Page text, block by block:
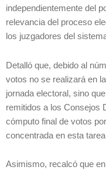
independientemente del
relevancia del proceso
los juzgadores del
Detalló que, debido al
votos no se realizará en
jornada electoral, sino
remitidos a los Consejos
cómputo final de votos
concentrada en esta
Asimismo, recalcó que